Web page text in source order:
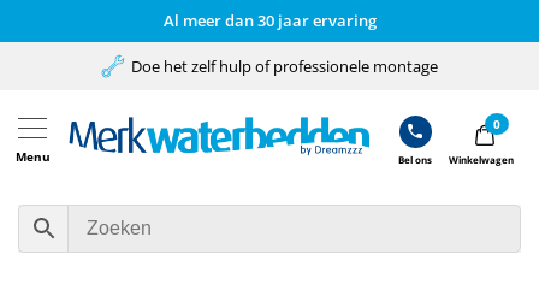
Al meer dan 30 jaar ervaring
Menu Bel ons
0
Winkelwagen
Doe het zelf hulp of professionele montage